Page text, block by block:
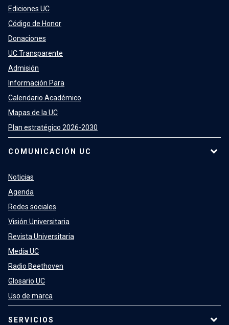
Ediciones UC
Código de Honor
Donaciones
UC Transparente
Admisión
Información Para
Calendario Académico
Mapas de la UC
Plan estratégico 2026-2030
COMUNICACIÓN UC
Noticias
Agenda
Redes sociales
Visión Universitaria
Revista Universitaria
Media UC
Radio Beethoven
Glosario UC
Uso de marca
SERVICIOS